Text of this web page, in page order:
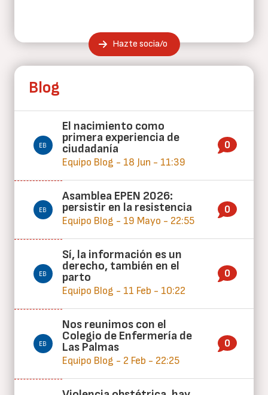
Hazte socia/o
Blog
El nacimiento como
primera experiencia de
ciudadanía
Equipo Blog - 18 Jun - 11:39
0
Asamblea EPEN 2026:
persistir en la resistencia
Equipo Blog - 19 Mayo - 22:55
0
Sí, la información es un
derecho, también en el
parto
Equipo Blog - 11 Feb - 10:22
0
Nos reunimos con el
Colegio de Enfermería de
Las Palmas
Equipo Blog - 2 Feb - 22:25
0